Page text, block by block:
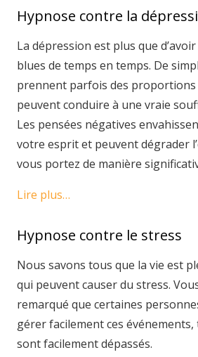
Hypnose contre la
La dépression est plus que
blues de temps en temps. De
prennent parfois des proportions
peuvent conduire à une vraie
Les pensées négatives
votre esprit et peuvent dégrader
vous portez de manière
Lire plus…
Hypnose contre le stress
Nous savons tous que la vie est
qui peuvent causer du stress.
remarqué que certaines
gérer facilement ces événements,
sont facilement dépassés.